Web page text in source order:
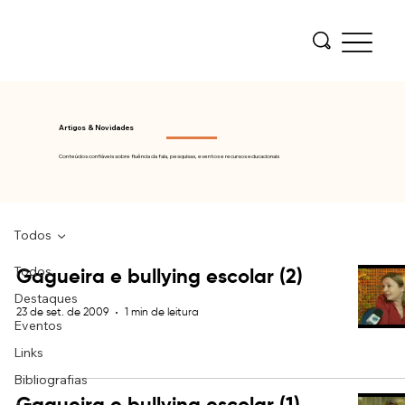
Artigos & Novidades
Conteúdos confiáveis sobre fluência da fala, pesquisas, eventos e recursos educacionais
Todos
Destaques
Eventos
Links
Bibliografias
Todos
Gagueira e bullying escolar (2)
23 de set. de 2009 1 min de leitura